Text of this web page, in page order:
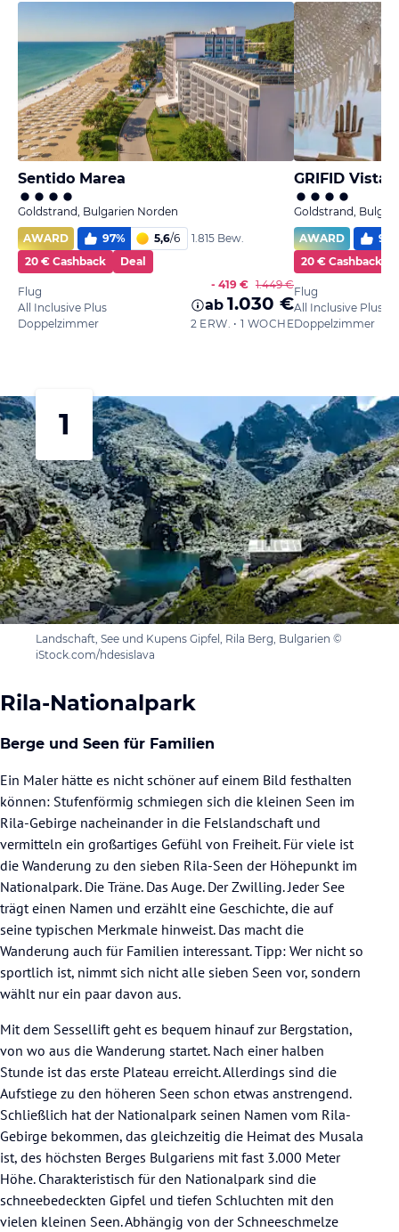
Sentido Marea
Goldstrand, Bulgarien Norden
AWARD
97% 5,6/6
1.815 Bew.
20 € Cashback
Deal
Flug
All Inclusive Plus
Doppelzimmer
- 419 € 1.449 €
ab 1.030 €
2 ERW. • 1 WOCHE
GRIFID
Goldstrand,
AWARD
96
20 € Cashback
Flug
All Inclusive Plus
Doppelzimmer
1
Landschaft, See und Kupens Gipfel, Rila Berg, Bulgarien ©
iStock.com/hdesislava
Rila-Nationalpark
Berge und Seen für Familien
Ein Maler hätte es nicht schöner auf einem Bild festhalten
können: Stufenförmig schmiegen sich die kleinen Seen im
Rila-Gebirge nacheinander in die Felslandschaft und
vermitteln ein großartiges Gefühl von Freiheit. Für viele ist
die Wanderung zu den sieben Rila-Seen der Höhepunkt im
Nationalpark. Die Träne. Das Auge. Der Zwilling. Jeder See
trägt einen Namen und erzählt eine Geschichte, die auf
seine typischen Merkmale hinweist. Das macht die
Wanderung auch für Familien interessant. Tipp: Wer nicht so
sportlich ist, nimmt sich nicht alle sieben Seen vor, sondern
wählt nur ein paar davon aus.
Mit dem Sessellift geht es bequem hinauf zur Bergstation,
von wo aus die Wanderung startet. Nach einer halben
Stunde ist das erste Plateau erreicht. Allerdings sind die
Aufstiege zu den höheren Seen schon etwas anstrengend.
Schließlich hat der Nationalpark seinen Namen vom Rila-
Gebirge bekommen, das gleichzeitig die Heimat des Musala
ist, des höchsten Berges Bulgariens mit fast 3.000 Meter
Höhe. Charakteristisch für den Nationalpark sind die
schneebedeckten Gipfel und tiefen Schluchten mit den
vielen kleinen Seen. Abhängig von der Schneeschmelze